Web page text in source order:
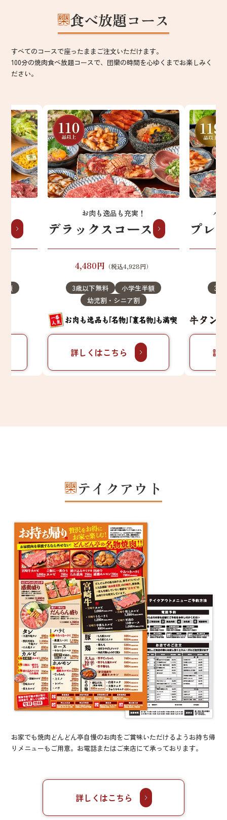
食べ放題コース
すべてのコースで座ったままご注文いただけます。
100分の焼肉食べ放題コースで、団欒の時間を心ゆくまでお楽しみく
ださい。
額
お肉も逸品も充実！
デラックスコース
4,480円 （税込4,928円）
3歳以下無料
小学生半額
幼児割・シニア割
詳しくはこちら
ハ
プレ
3歳
詳
テイクアウト
お家でも焼肉どんどん亭自慢のお肉をご賞味いただけるようお持ち帰
りメニューもご用意。お電話またはご来店にて承っております。
詳しくはこちら